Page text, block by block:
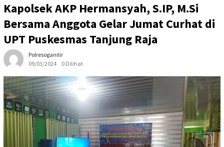
Kapolsek AKP Hermansyah, S.IP, M.Si
Bersama Anggota Gelar Jumat Curhat di
UPT Puskesmas Tanjung Raja
Polresoganilir
09/03/2024
0 Dilihat